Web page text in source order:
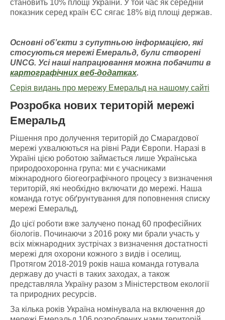
становить 10% площі України. У той час як середній
показник серед країн ЄС сягає 18% від площі держав.
Основні об’єкти з супутньою інформацією, які
стосуються мережі Емеральд, були створені
UNCG. Усі наші напрацювання можна побачити в
картографічних веб-додатках.
Серія видань про мережу Емеральд на нашому сайті
Розробка нових територій мережі
Емеральд
Рішення про долучення територій до Смарагдової
мережі ухвалюються на рівні Ради Європи. Наразі в
Україні цією роботою займається лише Українська
природоохоронна група: ми є учасниками
міжнародного біогеографічного процесу з визначення
територій, які необхідно включати до мережі. Наша
команда готує обґрунтування для поповнення списку
мережі Емеральд.
До цієї роботи вже залучено понад 60 професійних
біологів. Починаючи з 2016 року ми брали участь у
всіх міжнародних зустрічах з визначення достатності
мережі для охорони кожного з видів і оселищ.
Протягом 2018-2019 років наша команда готувала
державу до участі в таких заходах, а також
представляла Україну разом з Міністерством екології
та природних ресурсів.
За кілька років Україна номінувала на включення до